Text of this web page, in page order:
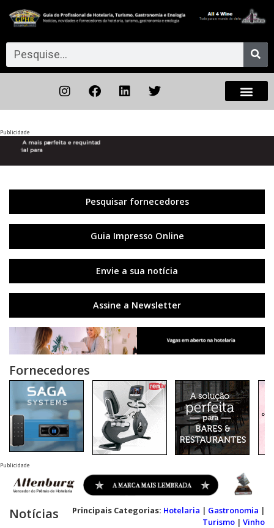
Publicidade
Pesquisar fornecedores
Guia Impresso Online
Envie a sua notícia
Assine a Newsletter
Fornecedores
Publicidade
Notícias Principais Categorias: Hotelaria | Gastronomia |
Turismo | Vinho